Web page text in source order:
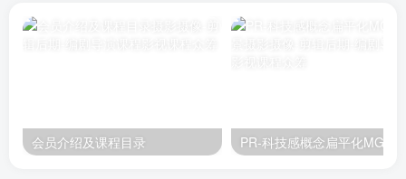
会员介绍及课程目录